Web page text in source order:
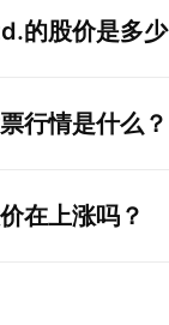
的股价是多少
行情是什么？
在上涨吗？